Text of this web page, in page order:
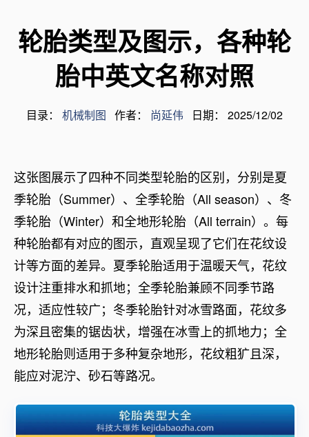
轮胎类型及图示，各种轮
胎中英文名称对照
目录： 机械制图 作者： 尚延伟 日期： 2025/12/02
这张图展示了四种不同类型轮胎的区别，分别是夏
季轮胎（Summer）、全季轮胎（All season）、冬
季轮胎（Winter）和全地形轮胎（All terrain）。每
种轮胎都有对应的图示，直观呈现了它们在花纹设
计等方面的差异。夏季轮胎适用于温暖天气，花纹
设计注重排水和抓地；全季轮胎兼顾不同季节路
况，适应性较广；冬季轮胎针对冰雪路面，花纹多
为深且密集的锯齿状，增强在冰雪上的抓地力；全
地形轮胎则适用于多种复杂地形，花纹粗犷且深，
能应对泥泞、砂石等路况。